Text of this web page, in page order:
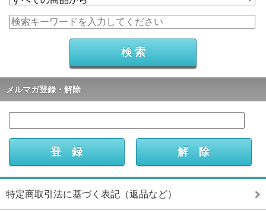
メルマガ登録・解除
特定商取引法に基づく表記（返品など）